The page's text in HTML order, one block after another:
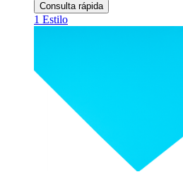
Consulta rápida
1 Estilo